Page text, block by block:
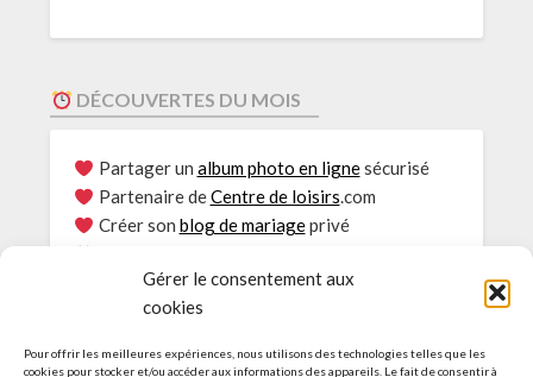
Gérer le consentement aux
cookies
Pour offrir les meilleures expériences, nous utilisons des technologies telles que les
cookies pour stocker et/ou accéder aux informations des appareils. Le fait de consentir à
DÉCOUVERTES DU MOIS
Partager un album photo en lignesécurisé
Partenaire deCentre de loisirs.com
Créer son blog de mariageprivé
Partage photossécurisé
Consultations
Idées et guide pourAccueil de loisirs